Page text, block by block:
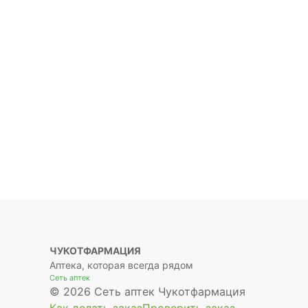
ЧУКОТФАРМАЦИЯ
Аптека, которая всегда рядом
Сеть аптек
© 2026 Сеть аптек Чукотфармация